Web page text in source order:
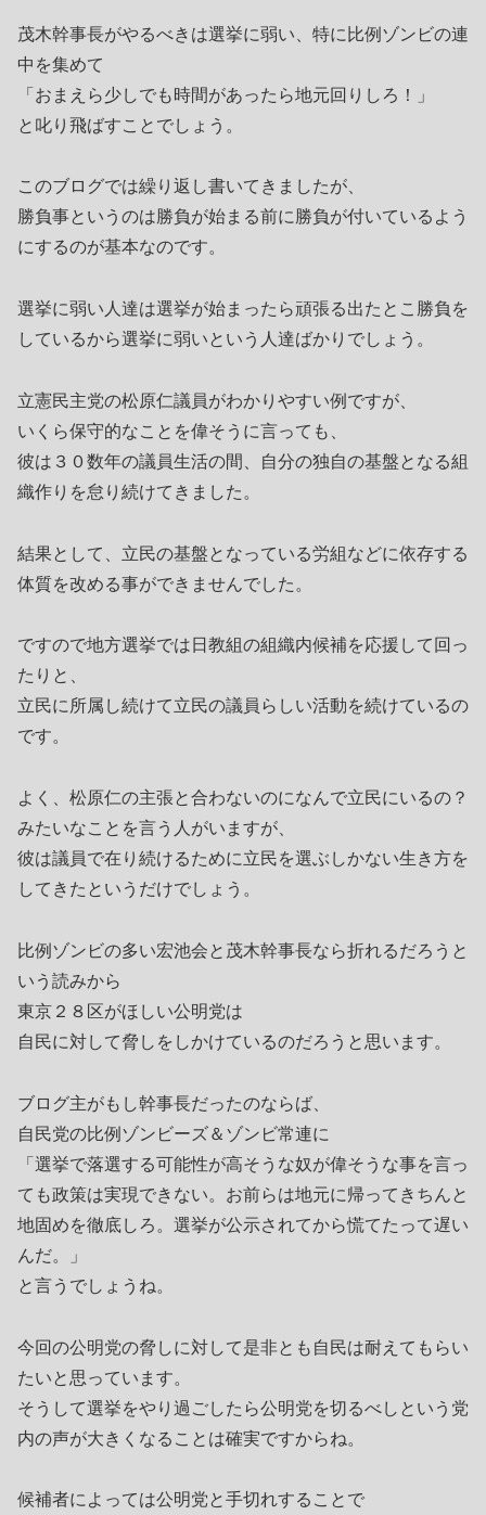
茂木幹事長がやるべきは選挙に弱い、特に比例ゾンビの連
中を集めて
「おまえら少しでも時間があったら地元回りしろ！」
と叱り飛ばすことでしょう。
このブログでは繰り返し書いてきましたが、
勝負事というのは勝負が始まる前に勝負が付いているよう
にするのが基本なのです。
選挙に弱い人達は選挙が始まったら頑張る出たとこ勝負を
しているから選挙に弱いという人達ばかりでしょう。
立憲民主党の松原仁議員がわかりやすい例ですが、
いくら保守的なことを偉そうに言っても、
彼は３０数年の議員生活の間、自分の独自の基盤となる組
織作りを怠り続けてきました。
結果として、立民の基盤となっている労組などに依存する
体質を改める事ができませんでした。
ですので地方選挙では日教組の組織内候補を応援して回っ
たりと、
立民に所属し続けて立民の議員らしい活動を続けているの
です。
よく、松原仁の主張と合わないのになんで立民にいるの？
みたいなことを言う人がいますが、
彼は議員で在り続けるために立民を選ぶしかない生き方を
してきたというだけでしょう。
比例ゾンビの多い宏池会と茂木幹事長なら折れるだろうと
いう読みから
東京２８区がほしい公明党は
自民に対して脅しをしかけているのだろうと思います。
ブログ主がもし幹事長だったのならば、
自民党の比例ゾンビーズ＆ゾンビ常連に
「選挙で落選する可能性が高そうな奴が偉そうな事を言っ
ても政策は実現できない。お前らは地元に帰ってきちんと
地固めを徹底しろ。選挙が公示されてから慌てたって遅い
んだ。」
と言うでしょうね。
今回の公明党の脅しに対して是非とも自民は耐えてもらい
たいと思っています。
そうして選挙をやり過ごしたら公明党を切るべしという党
内の声が大きくなることは確実ですからね。
候補者によっては公明党と手切れすることで